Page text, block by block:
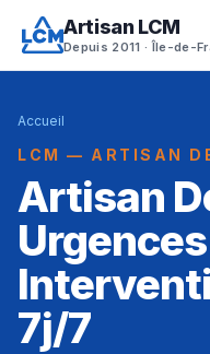
Artisan LCM
Depuis 2011 · Île-de-
Accueil
LCM — ARTISAN
Artisan
Urgences
7j/7